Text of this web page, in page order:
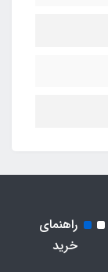
راهنمای
خرید